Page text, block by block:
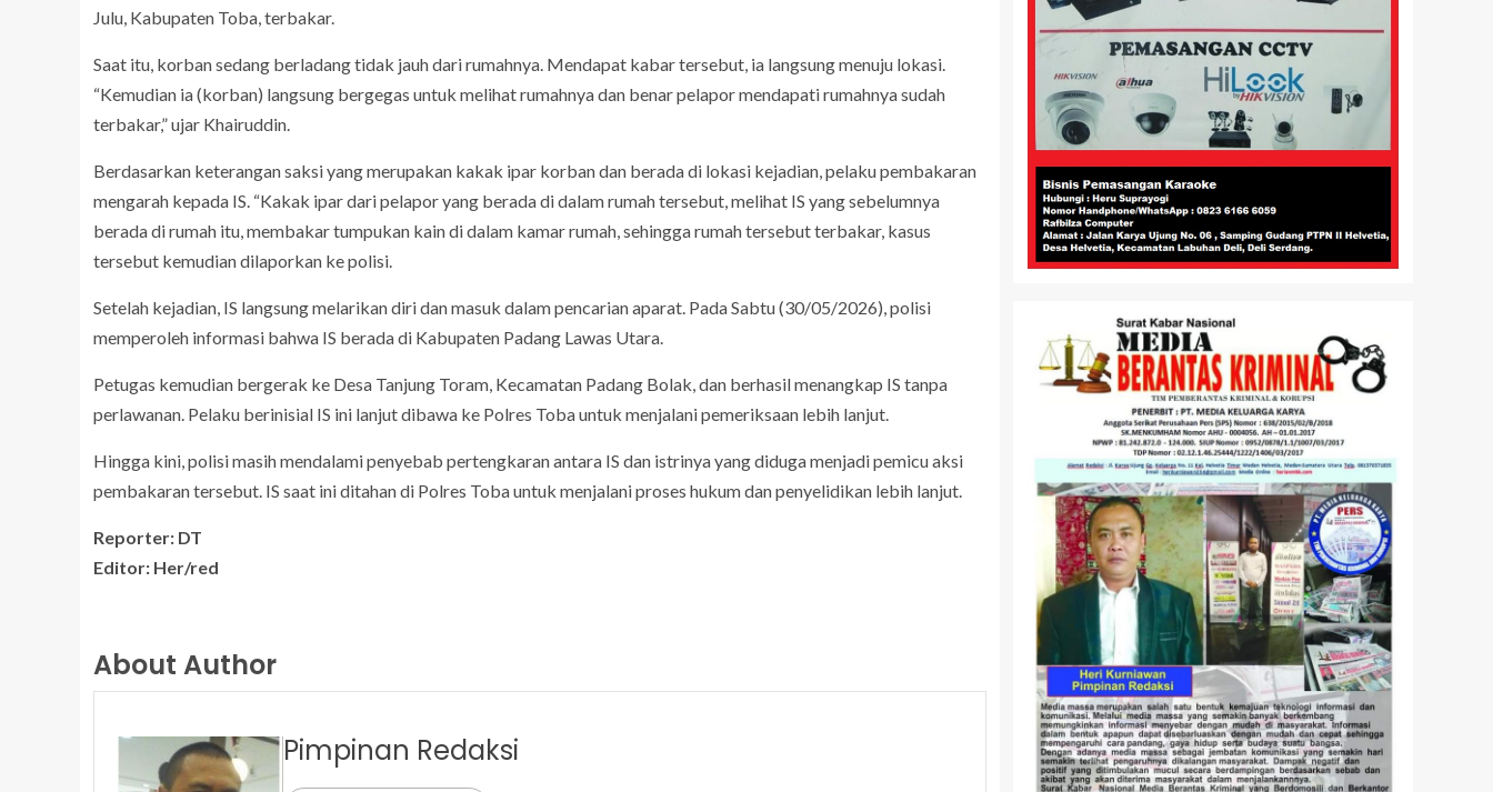
Julu, Kabupaten Toba, terbakar.
Saat itu, korban sedang berladang tidak jauh dari rumahnya. Mendapat kabar tersebut, ia langsung menuju lokasi.
“Kemudian ia (korban) langsung bergegas untuk melihat rumahnya dan benar pelapor mendapati rumahnya sudah
terbakar,” ujar Khairuddin.
Berdasarkan keterangan saksi yang merupakan kakak ipar korban dan berada di lokasi kejadian, pelaku pembakaran
mengarah kepada IS. “Kakak ipar dari pelapor yang berada di dalam rumah tersebut, melihat IS yang sebelumnya
berada di rumah itu, membakar tumpukan kain di dalam kamar rumah, sehingga rumah tersebut terbakar, kasus
tersebut kemudian dilaporkan ke polisi.
Setelah kejadian, IS langsung melarikan diri dan masuk dalam pencarian aparat. Pada Sabtu (30/05/2026), polisi
memperoleh informasi bahwa IS berada di Kabupaten Padang Lawas Utara.
Petugas kemudian bergerak ke Desa Tanjung Toram, Kecamatan Padang Bolak, dan berhasil menangkap IS tanpa
perlawanan. Pelaku berinisial IS ini lanjut dibawa ke Polres Toba untuk menjalani pemeriksaan lebih lanjut.
Hingga kini, polisi masih mendalami penyebab pertengkaran antara IS dan istrinya yang diduga menjadi pemicu aksi
pembakaran tersebut. IS saat ini ditahan di Polres Toba untuk menjalani proses hukum dan penyelidikan lebih lanjut.
Reporter: DT
Editor: Her/red
About Author
Pimpinan Redaksi